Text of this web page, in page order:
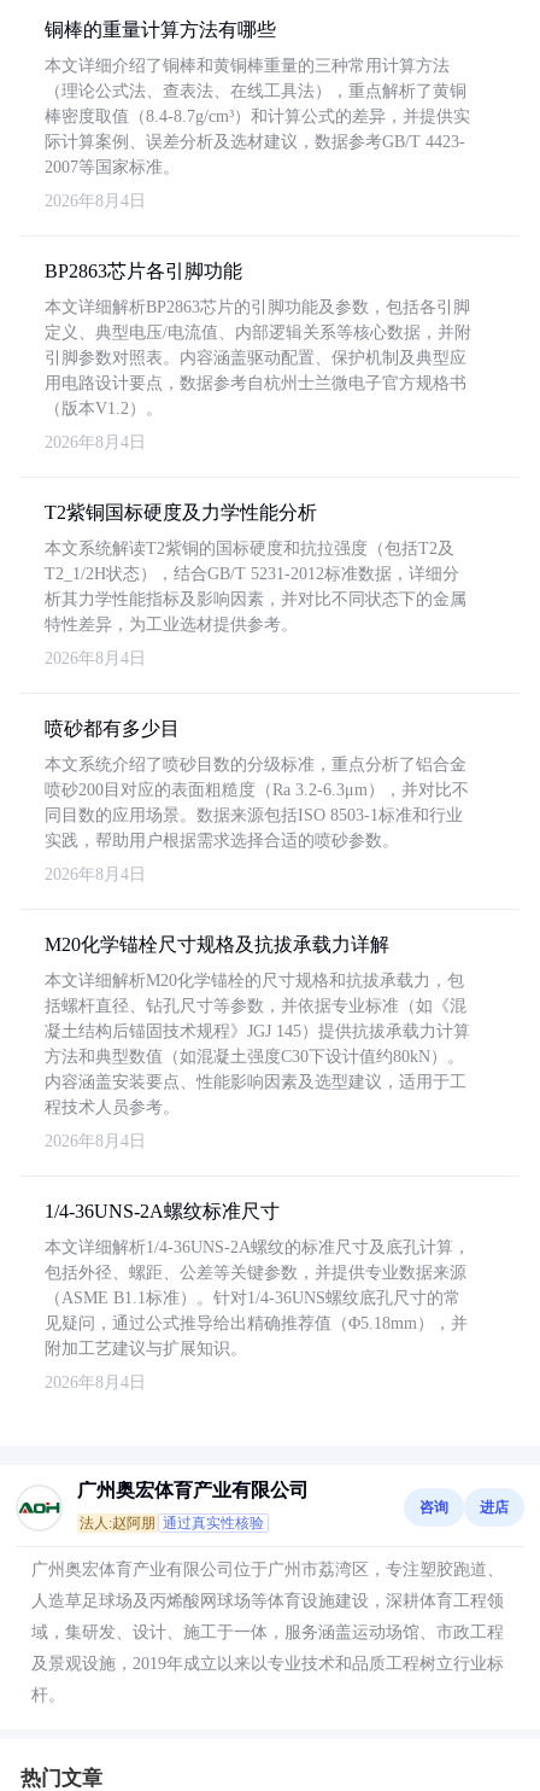
铜棒的重量计算方法有哪些
本文详细介绍了铜棒和黄铜棒重量的三种常用计算方法
（理论公式法、查表法、在线工具法），重点解析了黄铜
棒密度取值（8.4-8.7g/cm³）和计算公式的差异，并提供实
际计算案例、误差分析及选材建议，数据参考GB/T 4423-
2007等国家标准。
2026年8月4日
BP2863芯片各引脚功能
本文详细解析BP2863芯片的引脚功能及参数，包括各引脚
定义、典型电压/电流值、内部逻辑关系等核心数据，并附
引脚参数对照表。内容涵盖驱动配置、保护机制及典型应
用电路设计要点，数据参考自杭州士兰微电子官方规格书
（版本V1.2）。
2026年8月4日
T2紫铜国标硬度及力学性能分析
本文系统解读T2紫铜的国标硬度和抗拉强度（包括T2及
T2_1/2H状态），结合GB/T 5231-2012标准数据，详细分
析其力学性能指标及影响因素，并对比不同状态下的金属
特性差异，为工业选材提供参考。
2026年8月4日
喷砂都有多少目
本文系统介绍了喷砂目数的分级标准，重点分析了铝合金
喷砂200目对应的表面粗糙度（Ra 3.2-6.3μm），并对比不
同目数的应用场景。数据来源包括ISO 8503-1标准和行业
实践，帮助用户根据需求选择合适的喷砂参数。
2026年8月4日
M20化学锚栓尺寸规格及抗拔承载力详解
本文详细解析M20化学锚栓的尺寸规格和抗拔承载力，包
括螺杆直径、钻孔尺寸等参数，并依据专业标准（如《混
凝土结构后锚固技术规程》JGJ 145）提供抗拔承载力计算
方法和典型数值（如混凝土强度C30下设计值约80kN）。
内容涵盖安装要点、性能影响因素及选型建议，适用于工
程技术人员参考。
2026年8月4日
1/4-36UNS-2A螺纹标准尺寸
本文详细解析1/4-36UNS-2A螺纹的标准尺寸及底孔计算，
包括外径、螺距、公差等关键参数，并提供专业数据来源
（ASME B1.1标准）。针对1/4-36UNS螺纹底孔尺寸的常
见疑问，通过公式推导给出精确推荐值（Φ5.18mm），并
附加工艺建议与扩展知识。
2026年8月4日
广州奥宏体育产业有限公司
法人:赵阿朋 通过真实性核验
咨询 进店
广州奥宏体育产业有限公司位于广州市荔湾区，专注塑胶跑道、
人造草足球场及丙烯酸网球场等体育设施建设，深耕体育工程领
域，集研发、设计、施工于一体，服务涵盖运动场馆、市政工程
及景观设施，2019年成立以来以专业技术和品质工程树立行业标
杆。
热门文章